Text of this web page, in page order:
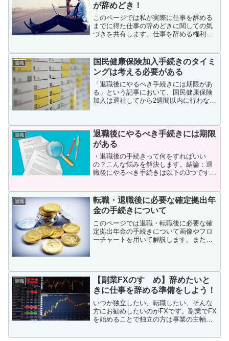
が辞めどき！
このページでは私が実際に仕事を辞める
までに得た仕事の辞めどきに関しての気
づきを共有します。仕事を辞める権利を
します。このページを読めば、仕事の辞
めどきについての考え方が分かります。
退職
国民健康保険加入手続きのタイミ
ングは考える必要がある
「退職後にやるべき手続きには期限があ
る」という記事において、国民健康保険
加入は退社してから2週間以内に行わなけ
し後に行うべきだったかもしれないと思
っています。今回は国民...
退職
退職後にやるべき手続きには期限
がある
・退職後の手続きって何をすればいい
の？こんな悩みを解決します。結論：退
職後にやるべき手続きは以下の3つです。
金の変更手続き私も退職する際、何をす
ればいいのか分から...
退職
転職・退職後に必要な確定拠出年
金の手続きについて
このページでは退職・転職後に必要な確
定拠出年金の手続きについて画像やフロ
ーチャートを用いて解説します。また、
きについて理解できます。
退職
【副業FXのすゝめ】辞めたいと
きに仕事を辞める準備をしよう！
いつか独立したい、転職したい、そんな
方にお勧めしたいのがFXです。副業でFX
を始めることで独立の方は事業の主軸